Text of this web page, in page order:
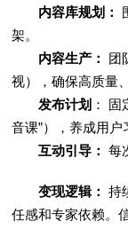
内容库规划：
架。
内容生产：
团
视），确保高质量
发布计划 ：
音课”），养成用户
互动引导： 每
变现逻辑： 持
任感和专家依赖。